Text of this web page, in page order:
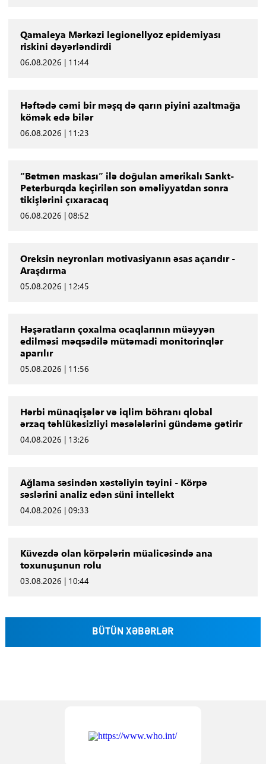
Qamaleya Mərkəzi legionellyoz epidemiyası
riskini dəyərləndirdi
06.08.2026 | 11:44
Həftədə cəmi bir məşq də qarın piyini azaltmağa
kömək edə bilər
06.08.2026 | 11:23
“Betmen maskası” ilə doğulan amerikalı Sankt-
Peterburqda keçirilən son əməliyyatdan sonra
tikişlərini çıxaracaq
06.08.2026 | 08:52
Oreksin neyronları motivasiyanın əsas açarıdır -
Araşdırma
05.08.2026 | 12:45
Həşəratların çoxalma ocaqlarının müəyyən
edilməsi məqsədilə mütəmadi monitorinqlər
aparılır
05.08.2026 | 11:56
Hərbi münaqişələr və iqlim böhranı qlobal
ərzaq təhlükəsizliyi məsələlərini gündəmə gətirir
04.08.2026 | 13:26
Ağlama səsindən xəstəliyin təyini - Körpə
səslərini analiz edən süni intellekt
04.08.2026 | 09:33
Küvezdə olan körpələrin müalicəsində ana
toxunuşunun rolu
03.08.2026 | 10:44
BÜTÜN XƏBƏRLƏR